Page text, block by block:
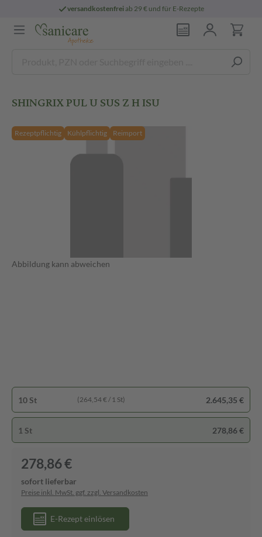
versandkostenfreiab 29 € und für E-Rezepte
SHINGRIX PUL U SUS Z H ISU
Rezeptpflichtig Kühlpflichtig Reimport
Abbildung kann abweichen
10 St (264,54 € / 1 St) 2.645,35 €
1 St 278,86 €
278,86 €
sofort lieferbar
Preise inkl. MwSt. ggf. zzgl. Versandkosten
E-Rezept einlösen